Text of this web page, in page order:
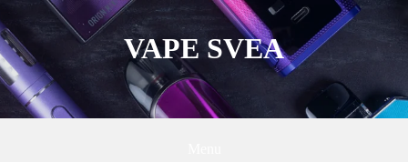
to
content
VAPE SVEA